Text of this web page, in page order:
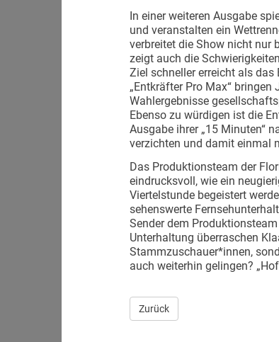
In einer weiteren Ausgabe
und veranstalten ein
verbreitet die Show nicht nur
zeigt auch die
Ziel schneller erreicht als das
„Entkräfter Pro Max“
Wahlergebnisse
Ebenso zu würdigen ist die
Ausgabe ihrer „15 Minuten“
verzichten und damit einmal
Das Produktionsteam der
eindrucksvoll, wie ein
Viertelstunde begeistert
sehenswerte
Sender dem
Unterhaltung überraschen
Stammzuschauer*innen,
auch weiterhin gelingen?
Zurück